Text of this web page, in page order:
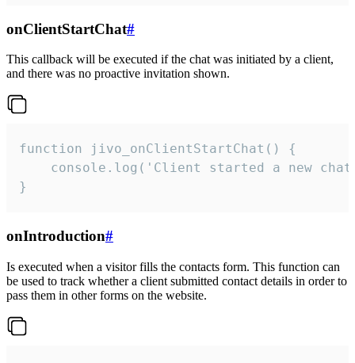
onClientStartChat#
This callback will be executed if the chat was initiated by a client,
and there was no proactive invitation shown.
function jivo_onClientStartChat() {
console.log('Client started a new
}
onIntroduction#
Is executed when a visitor fills the contacts form. This function can
be used to track whether a client submitted contact details in order to
pass them in other forms on the website.